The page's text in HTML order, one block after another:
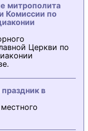
митрополита
Комиссии по
Церкви по
в